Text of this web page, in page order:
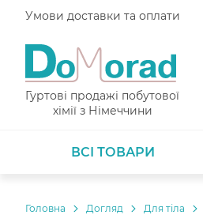
Умови доставки та оплати
Гуртові продажі побутової
хімії з Німеччини
ВСІ ТОВАРИ
Головнa Догляд Для тіла